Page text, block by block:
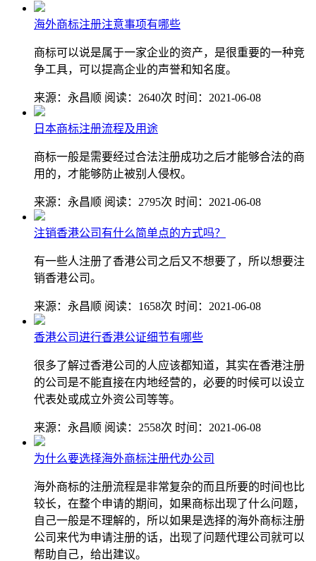
海外商标注册注意事项有哪些
商标可以说是属于一家企业的资产，是很重要的一种竞
争工具，可以提高企业的声誉和知名度。
来源：永昌顺 阅读：2640次 时间：2021-06-08
日本商标注册流程及用途
商标一般是需要经过合法注册成功之后才能够合法的商
用的，才能够防止被别人侵权。
来源：永昌顺 阅读：2795次 时间：2021-06-08
注销香港公司有什么简单点的方式吗？
有一些人注册了香港公司之后又不想要了，所以想要注
销香港公司。
来源：永昌顺 阅读：1658次 时间：2021-06-08
香港公司进行香港公证细节有哪些
很多了解过香港公司的人应该都知道，其实在香港注册
的公司是不能直接在内地经营的，必要的时候可以设立
代表处或成立外资公司等等。
来源：永昌顺 阅读：2558次 时间：2021-06-08
为什么要选择海外商标注册代办公司
海外商标的注册流程是非常复杂的而且所要的时间也比
较长，在整个申请的期间，如果商标出现了什么问题，
自己一般是不理解的，所以如果是选择的海外商标注册
公司来代为申请注册的话，出现了问题代理公司就可以
帮助自己，给出建议。